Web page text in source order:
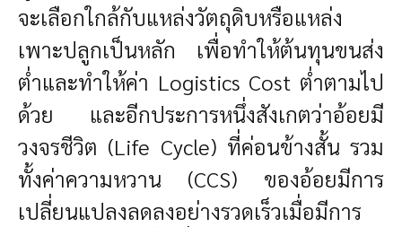
จะเลือกใกล้กับแหล่งวัตถุดิบหรือแหล่ง
เพาะปลูกเป็นหลัก เพื่อทำให้ต้นทุนขนส่ง
ต่ำและทำให้ค่า Logistics Cost ต่ำตามไป
ด้วย และอีกประการหนึ่งสังเกตว่าอ้อยมี
วงจรชีวิต (Life Cycle) ที่ค่อนข้างสั้น รวม
ทั้งค่าความหวาน (CCS) ของอ้อยมีการ
เปลี่ยนแปลงลดลงอย่างรวดเร็วเมื่อมีการ